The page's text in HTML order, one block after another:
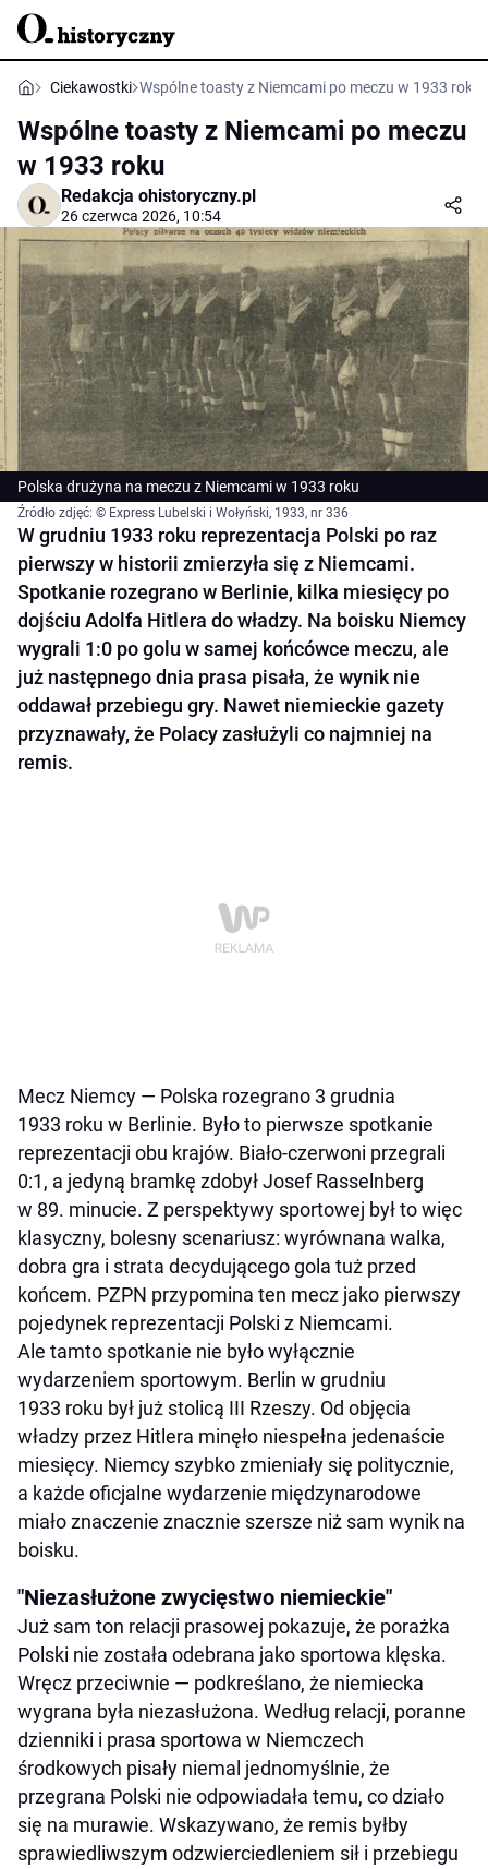
Ciekawostki Wspólne toasty z Niemcami po meczu w 1933 roku
Wspólne toasty z Niemcami po meczu
w 1933 roku
Redakcja ohistoryczny.pl
26 czerwca 2026, 10:54
Polska drużyna na meczu z Niemcami w 1933 roku
Źródło zdjęć: © Express Lubelski i Wołyński, 1933, nr 336
W grudniu 1933 roku reprezentacja Polski po raz
pierwszy w historii zmierzyła się z Niemcami.
Spotkanie rozegrano w Berlinie, kilka miesięcy po
dojściu Adolfa Hitlera do władzy. Na boisku Niemcy
wygrali 1:0 po golu w samej końcówce meczu, ale
już następnego dnia prasa pisała, że wynik nie
oddawał przebiegu gry. Nawet niemieckie gazety
przyznawały, że Polacy zasłużyli co najmniej na
remis.
Mecz Niemcy — Polska rozegrano 3 grudnia
1933 roku w Berlinie. Było to pierwsze spotkanie
reprezentacji obu krajów. Biało-czerwoni przegrali
0:1, a jedyną bramkę zdobył Josef Rasselnberg
w 89. minucie. Z perspektywy sportowej był to więc
klasyczny, bolesny scenariusz: wyrównana walka,
dobra gra i strata decydującego gola tuż przed
końcem. PZPN przypomina ten mecz jako pierwszy
pojedynek reprezentacji Polski z Niemcami.
Ale tamto spotkanie nie było wyłącznie
wydarzeniem sportowym. Berlin w grudniu
1933 roku był już stolicą III Rzeszy. Od objęcia
władzy przez Hitlera minęło niespełna jedenaście
miesięcy. Niemcy szybko zmieniały się politycznie,
a każde oficjalne wydarzenie międzynarodowe
miało znaczenie znacznie szersze niż sam wynik na
boisku.
"Niezasłużone zwycięstwo niemieckie"
Już sam ton relacji prasowej pokazuje, że porażka
Polski nie została odebrana jako sportowa klęska.
Wręcz przeciwnie — podkreślano, że niemiecka
wygrana była niezasłużona. Według relacji, poranne
dzienniki i prasa sportowa w Niemczech
środkowych pisały niemal jednomyślnie, że
przegrana Polski nie odpowiadała temu, co działo
się na murawie. Wskazywano, że remis byłby
sprawiedliwszym odzwierciedleniem sił i przebiegu